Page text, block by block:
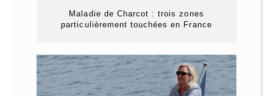
Maladie de Charcot : trois zones
particulièrement touchées en France